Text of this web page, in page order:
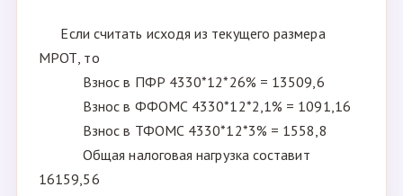
Если считать исходя из текущего размера
МРОТ, то
Взнос в ПФР 4330*12*26% = 13509,6
Взнос в ФФОМС 4330*12*2,1% = 1091,16
Взнос в ТФОМС 4330*12*3% = 1558,8
Общая налоговая нагрузка составит
16159,56